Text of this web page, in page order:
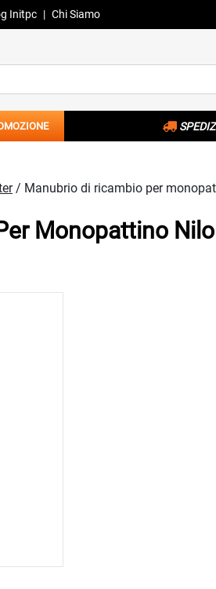
Initpc | Chi Siamo
/ Manubrio di ricambio per
Monopattino